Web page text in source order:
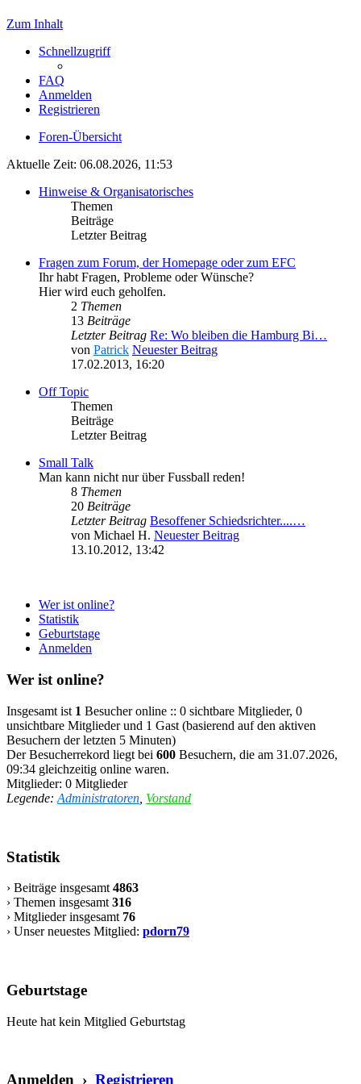
Zum Inhalt
Schnellzugriff
FAQ
Anmelden
Registrieren
Foren-Übersicht
Aktuelle Zeit: 06.08.2026, 11:53
Hinweise & Organisatorisches
Themen
Beiträge
Letzter Beitrag
Fragen zum Forum, der Homepage oder zum EFC
Ihr habt Fragen, Probleme oder Wünsche?
Hier wird euch geholfen.
2 Themen
13 Beiträge
Letzter Beitrag Re: Wo bleiben die Hamburg Bi…
von Patrick Neuester Beitrag
17.02.2013, 16:20
Off Topic
Themen
Beiträge
Letzter Beitrag
Small Talk
Man kann nicht nur über Fussball reden!
8 Themen
20 Beiträge
Letzter Beitrag Besoffener Schiedsrichter....…
von Michael H. Neuester Beitrag
13.10.2012, 13:42
Wer ist online?
Statistik
Geburtstage
Anmelden
Wer ist online?
Insgesamt ist 1 Besucher online :: 0 sichtbare Mitglieder, 0
unsichtbare Mitglieder und 1 Gast (basierend auf den aktiven
Besuchern der letzten 5 Minuten)
Der Besucherrekord liegt bei 600 Besuchern, die am 31.07.2026,
09:34 gleichzeitig online waren.
Mitglieder: 0 Mitglieder
Legende: Administratoren Vorstand
Statistik
› Beiträge insgesamt 4863
› Themen insgesamt 316
› Mitglieder insgesamt 76
› Unser neuestes Mitglied: pdorn79
Geburtstage
Heute hat kein Mitglied Geburtstag
Anmelden › Registrieren